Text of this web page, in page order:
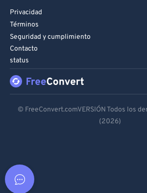
Privacidad
Términos
Seguridad y cumplimiento
Contacto
status
Español
© FreeConvert.comVERSIÓN Todos los
(2026)